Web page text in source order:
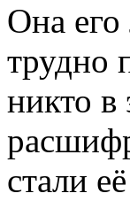
Она
трудно
никто
стали